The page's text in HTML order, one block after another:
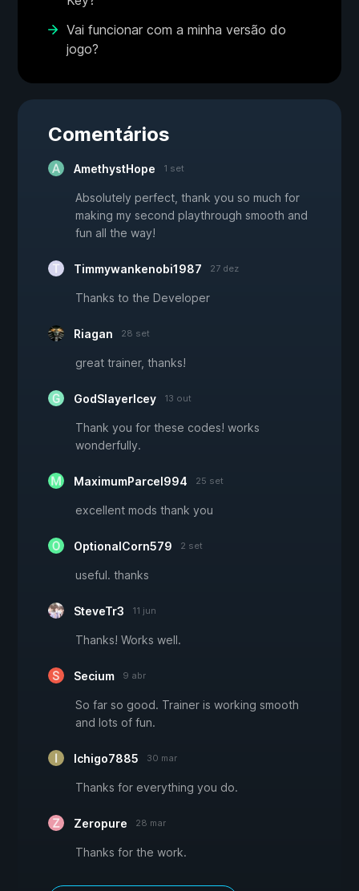
Vai funcionar com a minha versão do
jogo?
Comentários
AmethystHope 1 set
Absolutely perfect, thank you so much for
making my second playthrough smooth and
fun all the way!
Timmywankenobi1987 27 dez
Thanks to the Developer
Riagan 28 set
great trainer, thanks!
GodSlayerIcey 13 out
Thank you for these codes! works
wonderfully.
MaximumParcel994 25 set
excellent mods thank you
OptionalCorn579 2 set
useful. thanks
SteveTr3 11 jun
Thanks! Works well.
Secium 9 abr
So far so good. Trainer is working smooth
and lots of fun.
Ichigo7885 30 mar
Thanks for everything you do.
Zeropure 28 mar
Thanks for the work.